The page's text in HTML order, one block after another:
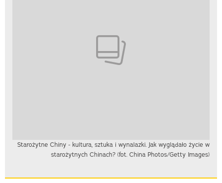
Starożytne Chiny - kultura, sztuka i wynalazki. Jak wyglądało życie w
starożytnych Chinach? (fot. China Photos/Getty Images)